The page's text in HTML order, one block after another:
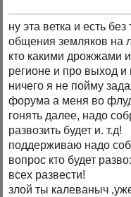
ну эта ветка и есть
общения земляков на
кто какими дрожжами
регионе и про выход и
ничего я не пойму
форума а меня во
гонять далее, надо
развозить будет и. т.д!
поддерживаю надо
вопрос кто будет
всех развести!
злой ты калеваныч